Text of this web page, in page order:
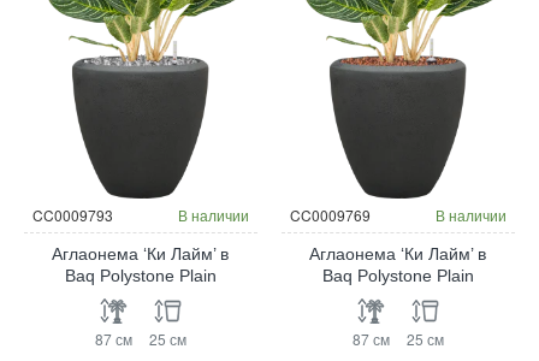
CC0009793 В наличии
Аглаонема ‘Ки Лайм’ в
Baq Polystone Plain
87 см 25 см
CC0009769 В наличии
Аглаонема ‘Ки Лайм’ в
Baq Polystone Plain
87 см 25 см